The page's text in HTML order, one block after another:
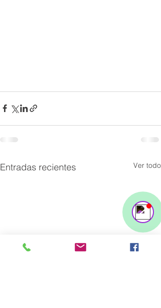
Entradas recientes Ver todo
Support Team